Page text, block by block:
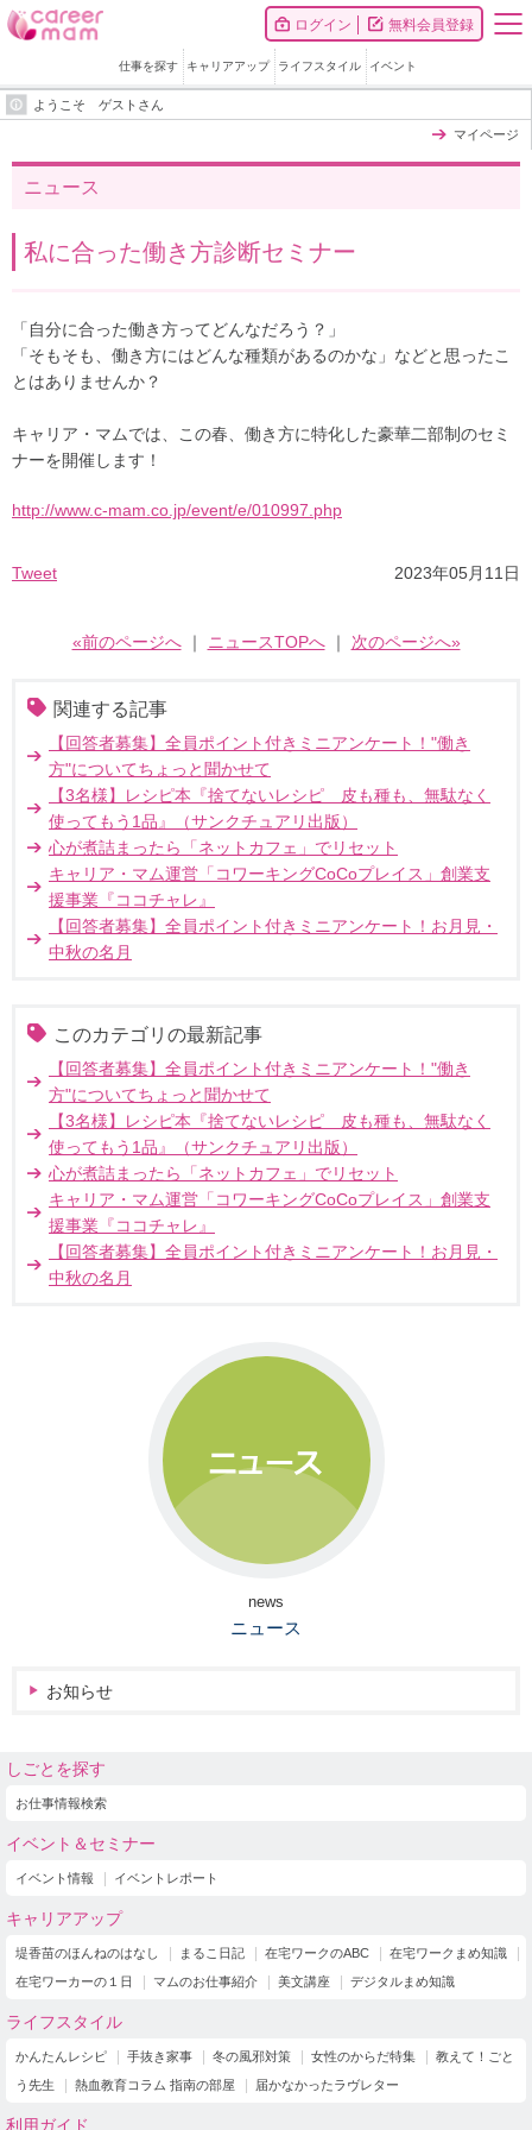
ログイン 無料会員登録
仕事を探す キャリアアップ ライフスタイル イベント
ようこそ ゲストさん
マイページ
ニュース
私に合った働き方診断セミナー
「自分に合った働き方ってどんなだろう？」
「そもそも、働き方にはどんな種類があるのかな」などと思ったこ
とはありませんか？
キャリア・マムでは、この春、働き方に特化した豪華二部制のセミ
ナーを開催します！
http://www.c-mam.co.jp/event/e/010997.php
Tweet 2023年05月11日
«前のページへ｜ ニュースTOPへ｜ 次のページへ»
関連する記事
【回答者募集】全員ポイント付きミニアンケート！"働き
方"についてちょっと聞かせて
【3名様】レシピ本『捨てないレシピ 皮も種も、無駄なく
使ってもう1品』（サンクチュアリ出版）
心が煮詰まったら「ネットカフェ」でリセット
キャリア・マム運営「コワーキングCoCoプレイス」創業支
援事業『ココチャレ』
【回答者募集】全員ポイント付きミニアンケート！お月見・
中秋の名月
このカテゴリの最新記事
【回答者募集】全員ポイント付きミニアンケート！"働き
方"についてちょっと聞かせて
【3名様】レシピ本『捨てないレシピ 皮も種も、無駄なく
使ってもう1品』（サンクチュアリ出版）
心が煮詰まったら「ネットカフェ」でリセット
キャリア・マム運営「コワーキングCoCoプレイス」創業支
援事業『ココチャレ』
【回答者募集】全員ポイント付きミニアンケート！お月見・
中秋の名月
news
ニュース
お知らせ
しごとを探す
お仕事情報検索
イベント＆セミナー
イベント情報 イベントレポート
キャリアアップ
堤香苗のほんねのはなし まるこ日記 在宅ワークのABC
在宅ワークまめ知識
在宅ワーカーの１日
マムのお仕事紹介 美文講座 デジタルまめ知識
ライフスタイル
かんたんレシピ 手抜き家事 冬の風邪対策 女性のからだ特集
教えて！ごと
う先生
熱血教育コラム 指南の部屋 届かなかったラヴレター
利用ガイド